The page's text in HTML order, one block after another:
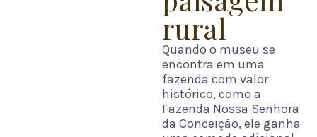
rural
Quando o museu se
encontra em uma
fazenda com valor
histórico, como a
Fazenda Nossa Senhora
da Conceição, ele ganha